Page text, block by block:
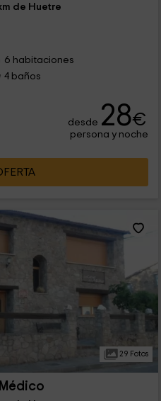
de Huetre
6 habitaciones
4 baños
desde 28€
persona y noche
29 Fotos